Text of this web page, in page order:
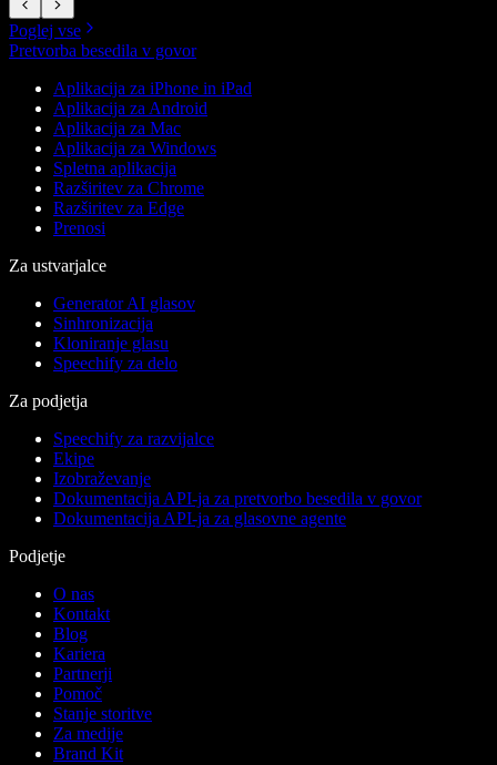
Poglej vse
Pretvorba besedila v govor
Aplikacija za iPhone in iPad
Aplikacija za Android
Aplikacija za Mac
Aplikacija za Windows
Spletna aplikacija
Razširitev za Chrome
Razširitev za Edge
Prenosi
Za ustvarjalce
Generator AI glasov
Sinhronizacija
Kloniranje glasu
Speechify za delo
Za podjetja
Speechify za razvijalce
Ekipe
Izobraževanje
Dokumentacija API-ja za pretvorbo besedila v govor
Dokumentacija API-ja za glasovne agente
Podjetje
O nas
Kontakt
Blog
Kariera
Partnerji
Pomoč
Stanje storitve
Za medije
Brand Kit